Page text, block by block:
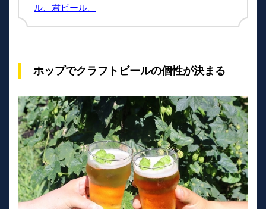
ル、君ビール。
ホップでクラフトビールの個性が決まる